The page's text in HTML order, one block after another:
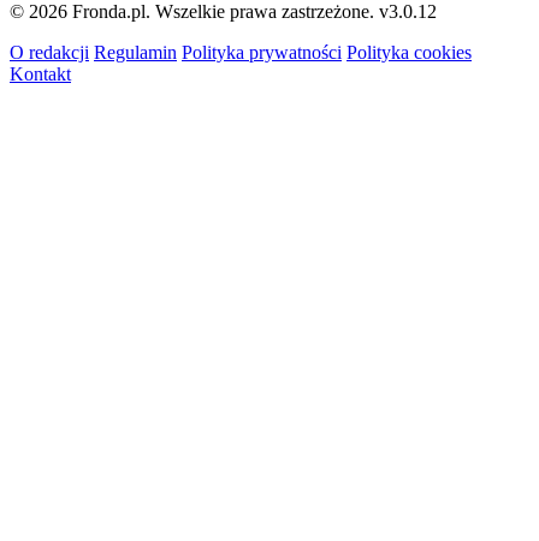
© 2026 Fronda.pl. Wszelkie prawa zastrzeżone. v3.0.12
O redakcji Regulamin Polityka prywatności Polityka cookies
Kontakt